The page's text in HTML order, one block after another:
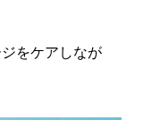
をケアしなが